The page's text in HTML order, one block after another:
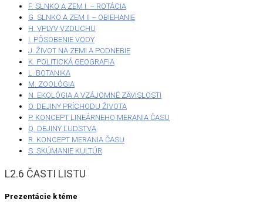
F. SLNKO A ZEM I. – ROTÁCIA
G. SLNKO A ZEM II – OBIEHANIE
H. VPLYV VZDUCHU
I. PÔSOBENIE VODY
J. ŽIVOT NA ZEMI A PODNEBIE
K. POLITICKÁ GEOGRAFIA
L. BOTANIKA
M. ZOOLÓGIA
N. EKOLÓGIA A VZÁJOMNÉ ZÁVISLOSTI
O. DEJINY PRÍCHODU ŽIVOTA
P. KONCEPT LINEÁRNEHO MERANIA ČASU
Q. DEJINY ĽUDSTVA
R. KONCEPT MERANIA ČASU
S. SKÚMANIE KULTÚR
L2.6 ČASTI LISTU
Prezentácie k téme